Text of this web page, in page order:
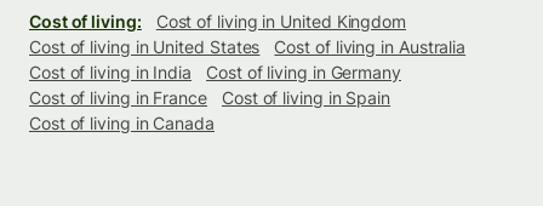
Cost of living:
Cost of living in United Kingdom
Cost of living in United States
Cost of living in Australia
Cost of living in India
Cost of living in Germany
Cost of living in France
Cost of living in Spain
Cost of living in Canada